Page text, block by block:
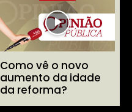
Como vê o novo
aumento da idade
da reforma?